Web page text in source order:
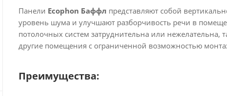
Панели Ecophon Баффл представляют собой
уровень шума и улучшают разборчивость речи в
потолочных систем затруднительна или
другие помещения с ограниченной возможностью
Преимущества: